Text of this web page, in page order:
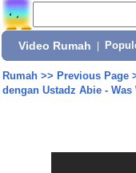
Video Rumah
Rumah>> Previous Page
dengan Ustadz Abie - Was